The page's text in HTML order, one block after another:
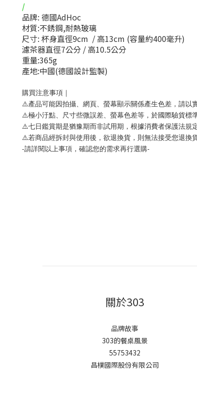
/
品牌: 德國AdHoc
材質:不銹鋼,耐熱玻璃
尺寸: 杯身直徑9cm / 高13cm (容量約400毫升)
濾茶器直徑7公分 / 高10.5公分
重量:365g
產地:中國(德國設計監製)
購買注意事項｜
⚠️產品可能因拍攝、網頁、螢幕顯示關係產生色差，請以
⚠️極小汙點、尺寸些微誤差、螢幕色差等，於國際驗貨標
⚠️七日鑑賞期是猶豫期而非試用期，根據消費者保護法規
⚠️若商品經拆封與使用後，欲退換貨，則無法接受您退換貨
-請詳閱以上事項，確認您的需求再行選購-
關於303
品牌故事
303的餐桌風景
55753432
昌樸國際股份有限公司